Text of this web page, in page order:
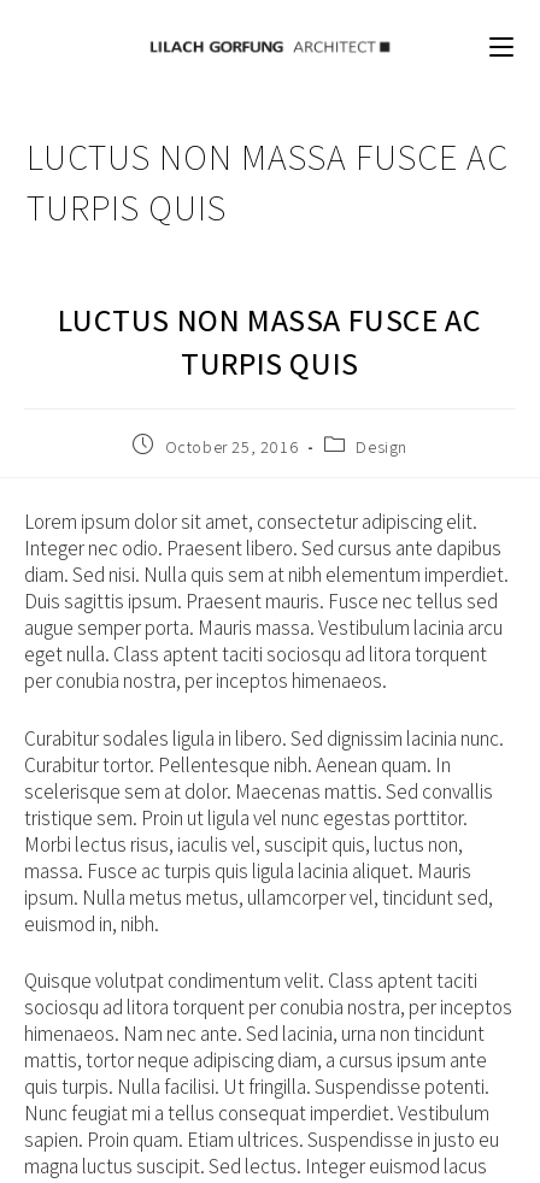
LUCTUS NON MASSA FUSCE AC
TURPIS QUIS
LUCTUS NON MASSA FUSCE AC
TURPIS QUIS
Post October 25, 2016
PostDesign
Lorem ipsum dolor sit amet, consectetur adipiscing elit.
Integer nec odio. Praesent libero. Sed cursus ante dapibus
diam. Sed nisi. Nulla quis sem at nibh elementum imperdiet.
Duis sagittis ipsum. Praesent mauris. Fusce nec tellus sed
augue semper porta. Mauris massa. Vestibulum lacinia arcu
eget nulla. Class aptent taciti sociosqu ad litora torquent
per conubia nostra, per inceptos himenaeos.
Curabitur sodales ligula in libero. Sed dignissim lacinia nunc.
Curabitur tortor. Pellentesque nibh. Aenean quam. In
scelerisque sem at dolor. Maecenas mattis. Sed convallis
tristique sem. Proin ut ligula vel nunc egestas porttitor.
Morbi lectus risus, iaculis vel, suscipit quis, luctus non,
massa. Fusce ac turpis quis ligula lacinia aliquet. Mauris
ipsum. Nulla metus metus, ullamcorper vel, tincidunt sed,
euismod in, nibh.
Quisque volutpat condimentum velit. Class aptent taciti
sociosqu ad litora torquent per conubia nostra, per inceptos
himenaeos. Nam nec ante. Sed lacinia, urna non tincidunt
mattis, tortor neque adipiscing diam, a cursus ipsum ante
quis turpis. Nulla facilisi. Ut fringilla. Suspendisse potenti.
Nunc feugiat mi a tellus consequat imperdiet. Vestibulum
sapien. Proin quam. Etiam ultrices. Suspendisse in justo eu
magna luctus suscipit. Sed lectus. Integer euismod lacus